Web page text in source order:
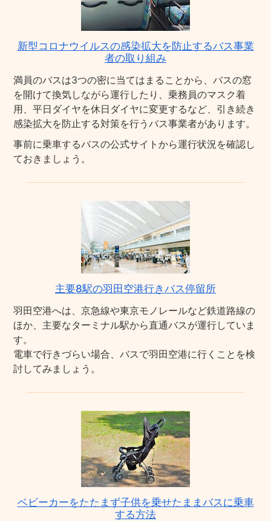
新型コロナウイルスの感染拡大を防止するバス事業
者の取り組み
満員のバスは3つの密に当てはまることから、バスの窓
を開けて換気しながら運行したり、乗務員のマスク着
用、平日ダイヤを休日ダイヤに変更するなど、引き続き
感染拡大を防止する対策を行うバス事業者があります。
事前に乗車するバスの公式サイトから運行状況を確認し
ておきましょう。
主要8駅の羽田空港行きバス停留所
羽田空港へは、京急線や東京モノレールなど鉄道路線の
ほか、主要なターミナル駅から直通バスが運行していま
す。
電車で行きづらい場合、バスで羽田空港に行くことを検
討してみましょう。
ベビーカーをたたまず子供を乗せたままバスに乗車
する方法